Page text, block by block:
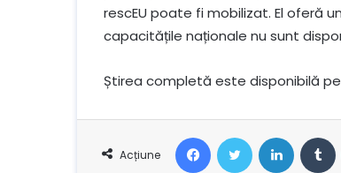
rescEU poate fi mobilizat. El oferă
capacitățile naționale nu sunt
Știrea completă este disponibilă
Acțiune
FacebookStare de nervozitateLinkedIn